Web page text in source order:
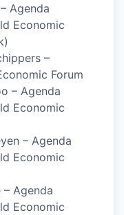
Agenda
Economic
–
Forum
– Agenda
Economic
– Agenda
Economic
Agenda
Economic